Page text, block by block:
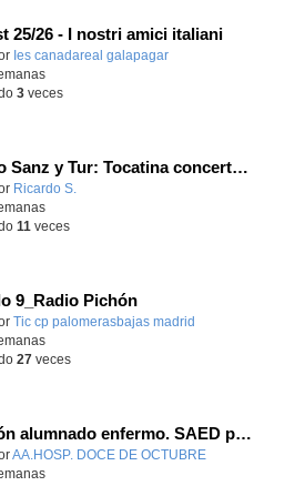
25/26 - I nostri amici italiani
Ies canadareal galapagar-
3veces
Ricardo Sanz y Tur: Tocatina concertante al aire español
Ricardo S.
11 veces
9_Radio Pichón
educativo.
Tic cp palomerasbajas madrid
27veces
Atención alumnado enfermo. SAED primaria. José Nesh-Nash García
educativo.
AA.HOSP. DOCE DE OCTUBRE-